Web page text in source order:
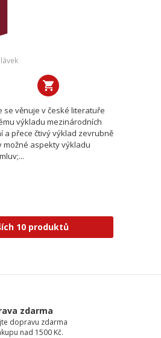
se věnuje v české literatuře
výkladu mezinárodních
a přece čtivý výklad zevrubně
možné aspekty výkladu
10 produktů
zdarma
dopravu zdarma
nad 1500 Kč.